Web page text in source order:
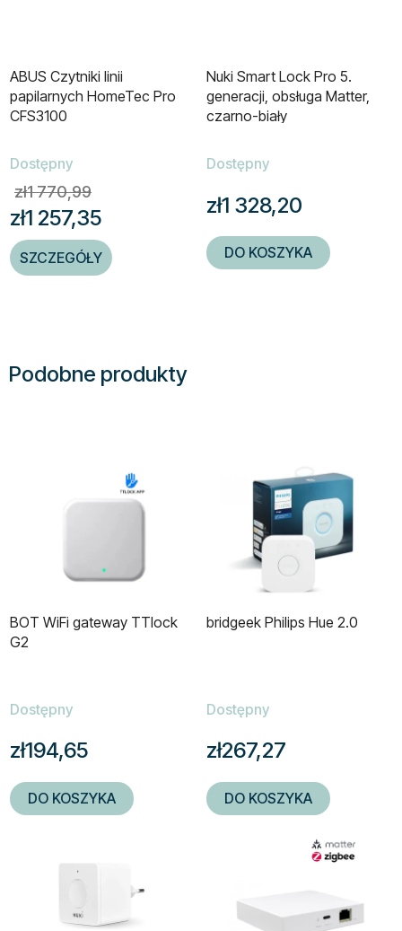
ABUS Czytniki linii
papilarnych HomeTec Pro
CFS3100
Dostępny
zł1 257,35
zł1 770,99
SZCZEGÓŁY
Nuki Smart Lock Pro 5.
generacji, obsługa Matter,
czarno-biały
Dostępny
zł1 328,20
DO KOSZYKA
Podobne produkty
BOT WiFi gateway TTlock
G2
Dostępny
zł194,65
DO KOSZYKA
bridgeek Philips Hue 2.0
Dostępny
zł267,27
DO KOSZYKA